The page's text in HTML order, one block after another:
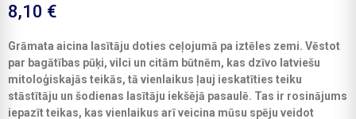
8,10 €
Grāmata aicina lasītāju doties ceļojumā pa iztēles zemi. Vēstot
par bagātības pūķi, vilci un citām būtnēm, kas dzīvo latviešu
mitoloģiskajās teikās, tā vienlaikus ļauj ieskatīties teiku
stāstītāju un šodienas lasītāju iekšējā pasaulē. Tas ir rosinājums
iepazīt teikas, kas vienlaikus arī veicina mūsu spēju veidot